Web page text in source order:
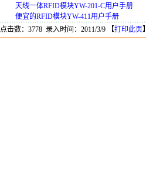
天线一体RFID模块YW-201-C用户手册
便宜的RFID模块YW-411用户手册
点击数：3778 录入时间：2011/3/9 【打印此页